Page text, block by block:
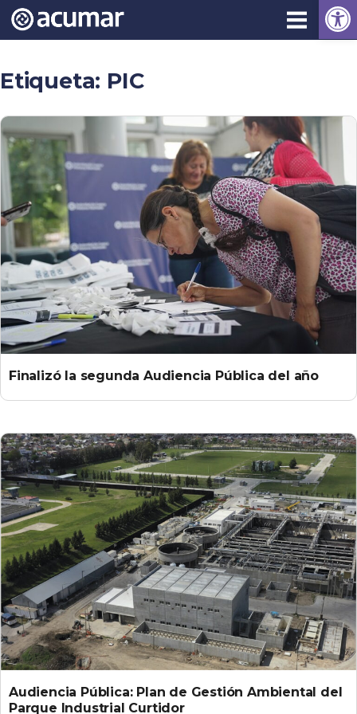
Skip
Etiqueta: PIC
Finalizó la segunda Audiencia Pública del año
Audiencia Pública: Plan de Gestión Ambiental del
Parque Industrial Curtidor